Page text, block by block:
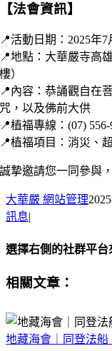
【法會資訊】
📍活動日期：2025年7
📍地點：大華嚴寺高
樓）
📍內容：恭誦觀自在
咒，以及佛前大供
📍植福專線：(07) 556-
📍植福項目：消災、
誠摯邀請您一同參與
大華嚴 網站管理
訊息|
選擇右側的社群平台
Facebook
X
Email:
相關文章：
地藏海會｜同登法船